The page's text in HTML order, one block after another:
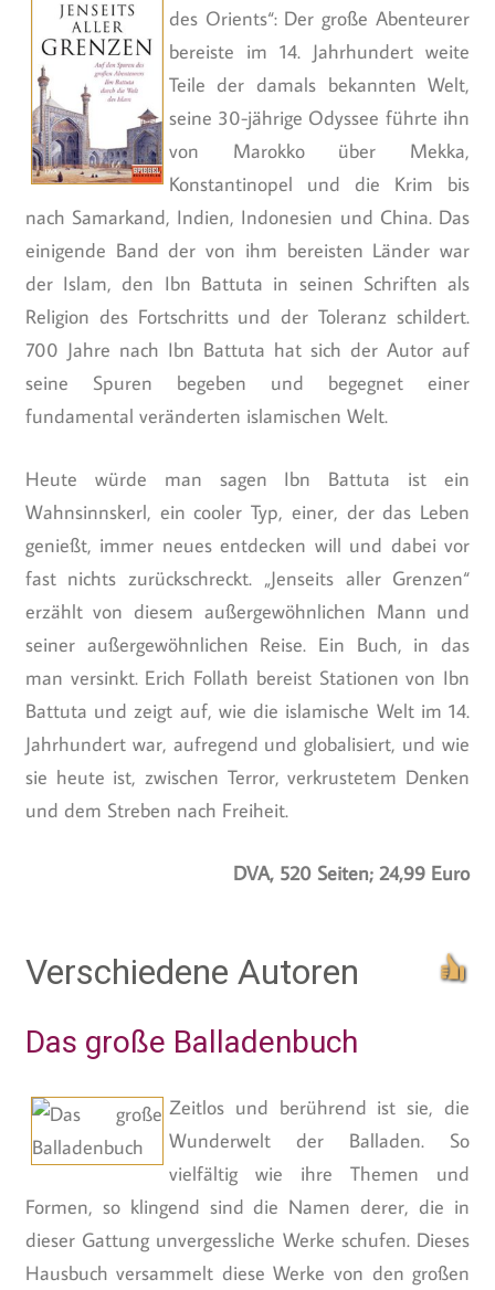
des Orients“: Der große Abenteurer
bereiste im 14. Jahrhundert weite
Teile der damals bekannten Welt,
seine 30-jährige Odyssee führte ihn
von Marokko über Mekka,
Konstantinopel und die Krim bis
nach Samarkand, Indien, Indonesien und China. Das
einigende Band der von ihm bereisten Länder war
der Islam, den Ibn Battuta in seinen Schriften als
Religion des Fortschritts und der Toleranz schildert.
700 Jahre nach Ibn Battuta hat sich der Autor auf
seine Spuren begeben und begegnet einer
fundamental veränderten islamischen Welt.
Heute würde man sagen Ibn Battuta ist ein
Wahnsinnskerl, ein cooler Typ, einer, der das Leben
genießt, immer neues entdecken will und dabei vor
fast nichts zurückschreckt. „Jenseits aller Grenzen“
erzählt von diesem außergewöhnlichen Mann und
seiner außergewöhnlichen Reise. Ein Buch, in das
man versinkt. Erich Follath bereist Stationen von Ibn
Battuta und zeigt auf, wie die islamische Welt im 14.
Jahrhundert war, aufregend und globalisiert, und wie
sie heute ist, zwischen Terror, verkrustetem Denken
und dem Streben nach Freiheit.
DVA, 520 Seiten; 24,99 Euro
Verschiedene Autoren
Das große Balladenbuch
Zeitlos und berührend ist sie, die
Wunderwelt der Balladen. So
vielfältig wie ihre Themen und
Formen, so klingend sind die Namen derer, die in
dieser Gattung unvergessliche Werke schufen. Dieses
Hausbuch versammelt diese Werke von den großen